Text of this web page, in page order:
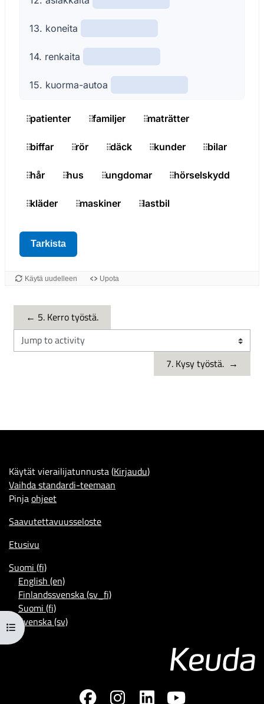
Avaa kurssisisältö
← 5. Kerro työstä.
Jump to activity
7. Kysy työstä.  →
Käytät vierailijatunnusta (Kirjaudu)
Vaihda standardi-teemaan
Pinjaohjeet
Saavutettavuusseloste
Etusivu
Suomi ‎(fi)‎
English ‎(en)‎
Finlandssvenska ‎(sv_fi)‎
Suomi ‎(fi)‎
Svenska ‎(sv)‎